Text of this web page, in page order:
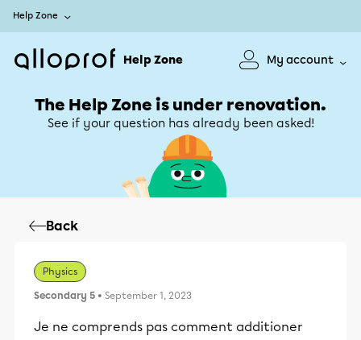
Help Zone
Help Zone My account
The Help Zone is under renovation.
See if your question has already been asked!
Back
Physics
Secondary 5 • September 1, 2023
Je ne comprends pas comment additioner